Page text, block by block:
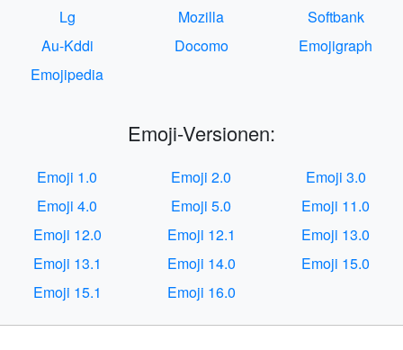
Lg
Mozilla
Softbank
Au-Kddi
Docomo
Emojigraph
Emojipedia
Emoji-Versionen:
Emoji 1.0 Emoji 2.0
Emoji 3.0
Emoji 4.0
Emoji 5.0
Emoji 11.0
Emoji 12.0
Emoji 12.1
Emoji 13.0
Emoji 13.1
Emoji 14.0
Emoji 15.0
Emoji 15.1
Emoji 16.0